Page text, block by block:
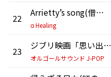
22 Arrietty’s song(借りぐらしのアリエッティより)
α Healing
23 ジブリ映画「思い出のマーニー」より～ Fine On The Outside (オルゴール)
オルゴールサウンド J-POP